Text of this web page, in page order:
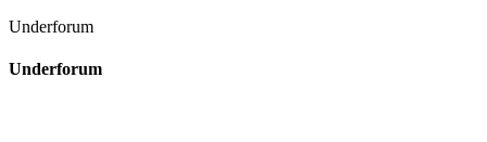
Underforum
Underforum